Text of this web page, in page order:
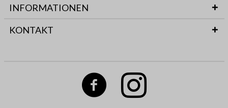
INFORMATIONEN
KONTAKT